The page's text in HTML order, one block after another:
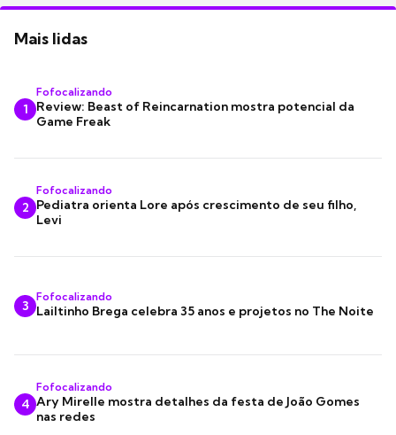
Mais lidas
1
Fofocalizando
Review: Beast of Reincarnation mostra potencial da
Game Freak
2
Fofocalizando
Pediatra orienta Lore após crescimento de seu filho,
Levi
3
Fofocalizando
Lailtinho Brega celebra 35 anos e projetos no The Noite
4
Fofocalizando
Ary Mirelle mostra detalhes da festa de João Gomes
nas redes